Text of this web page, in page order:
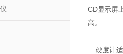
CD显示屏
高。
硬度计适